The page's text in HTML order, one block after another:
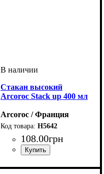
Стакан высокий
Arcoroc Stack up 400 мл
Arcoroc / Франция
H5642
108.00грн